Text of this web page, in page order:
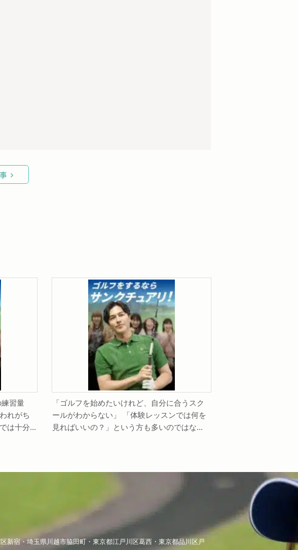
習量
れがち
は十分...
「ゴルフを始めたいけれど、自分に合うスク
ールがわからない」 「体験レッスンでは何を
見ればいいの？」という方も多いのではな...
新宿・埼玉県川越市脇田町・東京都江戸川区葛西・東京都品川区戸